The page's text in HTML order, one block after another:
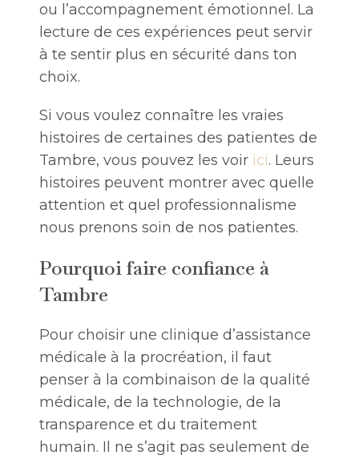
ou l’accompagnement émotionnel. La
lecture de ces expériences peut servir
à te sentir plus en sécurité dans ton
choix.
Si vous voulez connaître les vraies
histoires de certaines des patientes de
Tambre, vous pouvez les voir ici. Leurs
histoires peuvent montrer avec quelle
attention et quel professionnalisme
nous prenons soin de nos patientes.
Pourquoi faire confiance à
Tambre
Pour choisir une clinique d’assistance
médicale à la procréation, il faut
penser à la combinaison de la qualité
médicale, de la technologie, de la
transparence et du traitement
humain. Il ne s’agit pas seulement de